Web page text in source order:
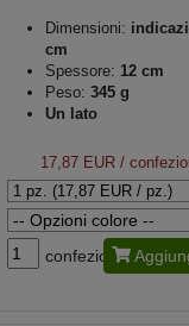
Dimensioni:
cm
Spessore: 12 cm
Peso: 345 g
Un lato
17,87 EUR/
confezione